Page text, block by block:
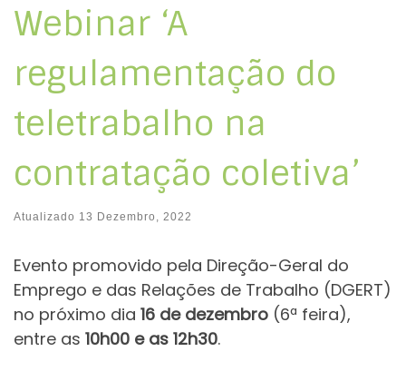
Webinar ‘A
regulamentação do
teletrabalho na
contratação coletiva’
Atualizado 13 Dezembro, 2022
Evento promovido pela Direção-Geral do
Emprego e das Relações de Trabalho (DGERT)
no próximo dia 16 de dezembro (6ª feira),
entre as 10h00 e as 12h30.